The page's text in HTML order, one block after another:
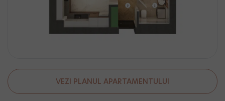
VEZI PLANUL APARTAMENTULUI